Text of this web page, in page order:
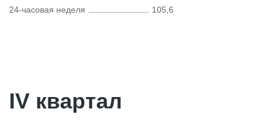
24-часовая неделя
105,6
IV квартал